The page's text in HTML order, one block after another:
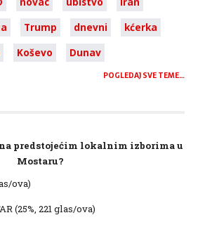
Trump dnevni
kćerka
Koševo Dunav
POGLEDAJ SVE TEME…
predstojećim lokalnim izborima u
Mostaru?
ova)
(25%, 221 glas/ova)